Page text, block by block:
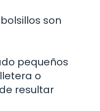
son
pequeños
o
resultar